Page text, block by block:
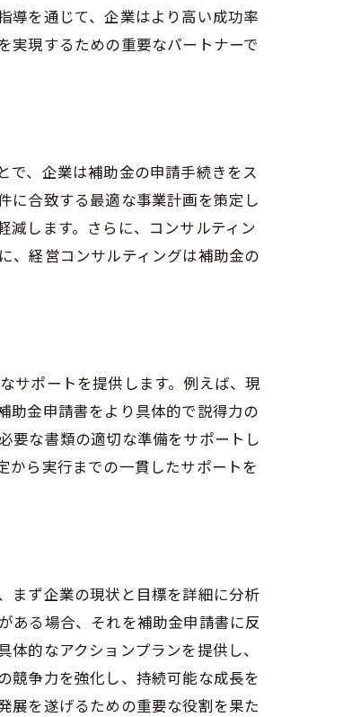
方法
効活用法
要性
導を通じて、企業はより高い成功率
実現するための重要なパートナーで
で、企業は補助金の申請手続きをス
に合致する最適な事業計画を策定し
減します。さらに、コンサルティン
、経営コンサルティングは補助金の
サポートを提供します。例えば、現
助金申請書をより具体的で説得力の
要な書類の適切な準備をサポートし
から実行までの一貫したサポートを
まず企業の現状と目標を詳細に分析
ある場合、それを補助金申請書に反
的なアクションプランを提供し、
競争力を強化し、持続可能な成長を
展を遂げるための重要な役割を果た